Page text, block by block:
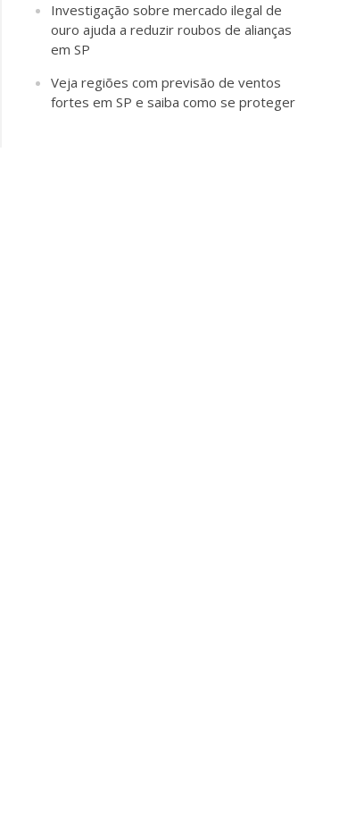
Investigação sobre mercado ilegal de
ouro ajuda a reduzir roubos de alianças
em SP
Veja regiões com previsão de ventos
fortes em SP e saiba como se proteger